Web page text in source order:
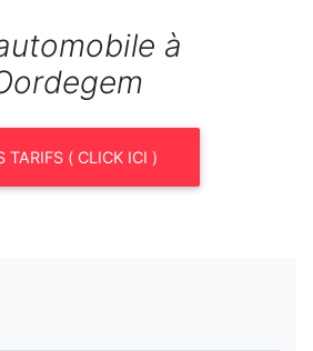
à
TARIFS ( CLICK ICI )